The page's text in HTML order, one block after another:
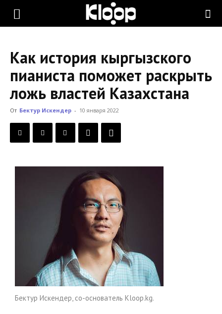
KLOOP.KG
Новости
Кыргызстана
Как история кыргызского
пианиста поможет раскрыть
ложь властей Казахстана
От Бектур Искендер - 10 января 2022
Бектур Искендер, со-основатель Kloop.kg.